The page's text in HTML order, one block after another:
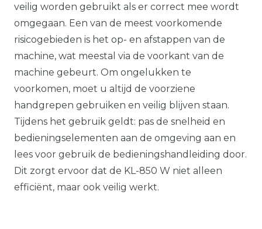
veilig worden gebruikt als er correct mee wordt
omgegaan. Een van de meest voorkomende
risicogebieden is het op- en afstappen van de
machine, wat meestal via de voorkant van de
machine gebeurt. Om ongelukken te
voorkomen, moet u altijd de voorziene
handgrepen gebruiken en veilig blijven staan.
Tijdens het gebruik geldt: pas de snelheid en
bedieningselementen aan de omgeving aan en
lees voor gebruik de bedieningshandleiding door.
Dit zorgt ervoor dat de KL-850 W niet alleen
efficiënt, maar ook veilig werkt.